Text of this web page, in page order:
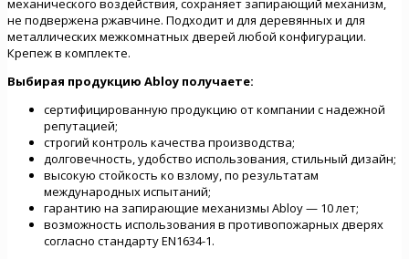
механического воздействия, сохраняет запирающий механизм,
не подвержена ржавчине. Подходит и для деревянных и для
металлических межкомнатных дверей любой конфигурации.
Крепеж в комплекте.
Выбирая продукцию Abloy получаете:
сертифицированную продукцию от компании с надежной
репутацией;
строгий контроль качества производства;
долговечность, удобство использования, стильный дизайн;
высокую стойкость ко взлому, по результатам
международных испытаний;
гарантию на запирающие механизмы Abloy — 10 лет;
возможность использования в противопожарных дверях
согласно стандарту EN1634-1.